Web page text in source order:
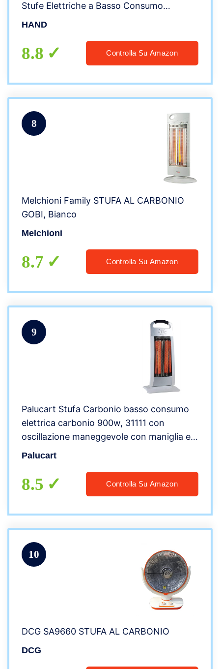
Stufe Elettriche a Basso Consumo
(Premium Champagne 60×30)
HAND
8.8 Controlla Su Amazon
8
Melchioni Family STUFA AL CARBONIO
GOBI, Bianco
Melchioni
8.7 Controlla Su Amazon
9
Palucart Stufa Carbonio basso consumo
elettrica carbonio 900w, 31111 con
oscillazione maneggevole con maniglia e
sistema di sicurezza colore grigio stile
Palucart
8.5 Controlla Su Amazon
10
DCG SA9660 STUFA AL CARBONIO
DCG